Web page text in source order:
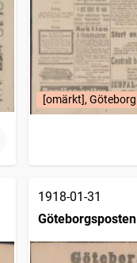
[omärkt], Göteborg
1918-01-31
Göteborgsposten